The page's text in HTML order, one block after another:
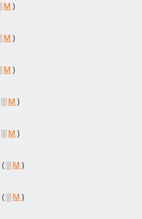
М )
М )
М )
М )
М )
( М )
( М )